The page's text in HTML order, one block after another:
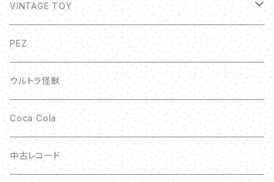
VINTAGE TOY
ボトルキャップ
PEZ
ウルトラ怪獣
Coca Cola
中古レコード